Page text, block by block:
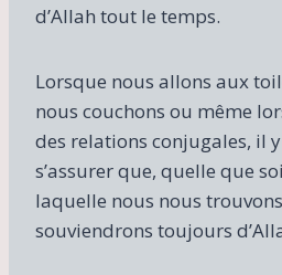
d’Allah tout le temps.
Lorsque nous allons aux
nous couchons ou même
des relations conjugales, il
s’assurer que, quelle que
laquelle nous nous
souviendrons toujours